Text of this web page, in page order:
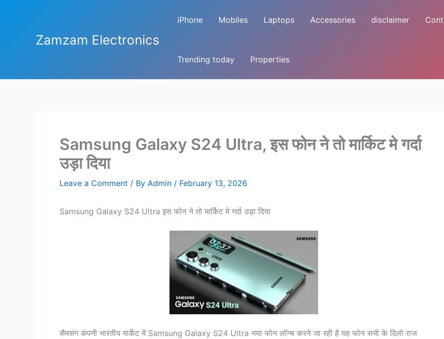
Zamzam Electronics
iPhone Mobiles Laptops Accessories disclaimer
Trending today Properties
Samsung Galaxy S24 Ultra, इस फोन ने तो मार्किट मे गर्दा
उड़ा दिया
Leave a Comment / By Admin / February 13, 2026
Samsung Galaxy S24 Ultra इस फोन ने तो मार्किट मे गर्दा उड़ा दिया
सैमसंग कंपनी भारतीय मार्केट में Samsung Galaxy S24 Ultra नया फोन लॉन्च करने जा रही है यह फोन सभी के दिलो राज